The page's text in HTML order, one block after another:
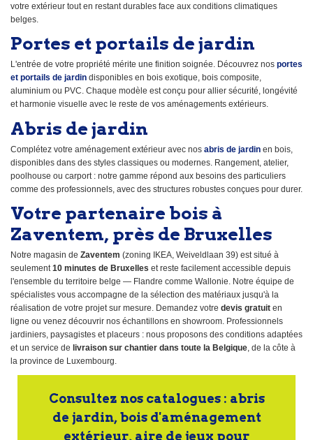
votre extérieur tout en restant durables face aux conditions climatiques
belges.
Portes et portails de jardin
L'entrée de votre propriété mérite une finition soignée. Découvrez nos portes
et portails de jardin disponibles en bois exotique, bois composite,
aluminium ou PVC. Chaque modèle est conçu pour allier sécurité, longévité
et harmonie visuelle avec le reste de vos aménagements extérieurs.
Abris de jardin
Complétez votre aménagement extérieur avec nos abris de jardin en bois,
disponibles dans des styles classiques ou modernes. Rangement, atelier,
poolhouse ou carport : notre gamme répond aux besoins des particuliers
comme des professionnels, avec des structures robustes conçues pour durer.
Votre partenaire bois à
Zaventem, près de Bruxelles
Notre magasin de Zaventem (zoning IKEA, Weiveldlaan 39) est situé à
seulement10 minutes de Bruxelles et reste facilement accessible depuis
l'ensemble du territoire belge — Flandre comme Wallonie. Notre équipe de
spécialistes vous accompagne de la sélection des matériaux jusqu'à la
réalisation de votre projet sur mesure. Demandez votre devis gratuit en
ligne ou venez découvrir nos échantillons en showroom. Professionnels
jardiniers, paysagistes et placeurs : nous proposons des conditions adaptées
et un service de livraison sur chantier dans toute la Belgique, de la côte à
la province de Luxembourg.
Consultez nos catalogues : abris
de jardin, bois d'aménagement
extérieur, aire de jeux pour